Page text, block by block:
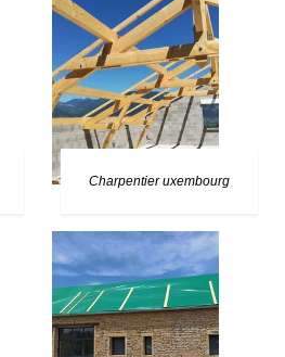
Charpentier uxembourg